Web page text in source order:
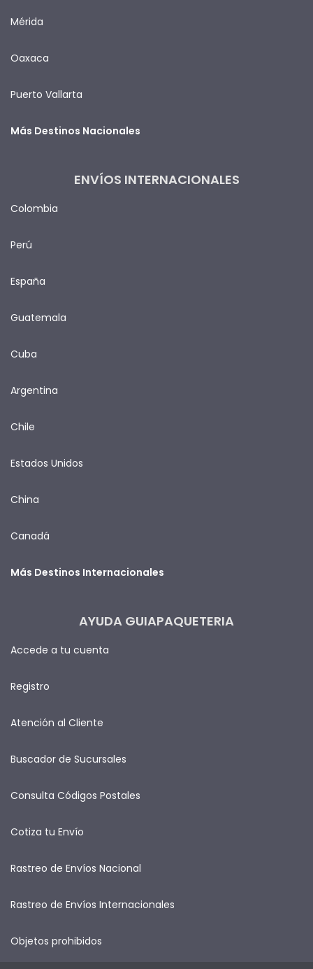
Mérida
Oaxaca
Puerto Vallarta
Más Destinos Nacionales
ENVÍOS INTERNACIONALES
Colombia
Perú
España
Guatemala
Cuba
Argentina
Chile
Estados Unidos
China
Canadá
Más Destinos Internacionales
AYUDA GUIAPAQUETERIA
Accede a tu cuenta
Registro
Atención al Cliente
Buscador de Sucursales
Consulta Códigos Postales
Cotiza tu Envío
Rastreo de Envíos Nacional
Rastreo de Envíos Internacionales
Objetos prohibidos